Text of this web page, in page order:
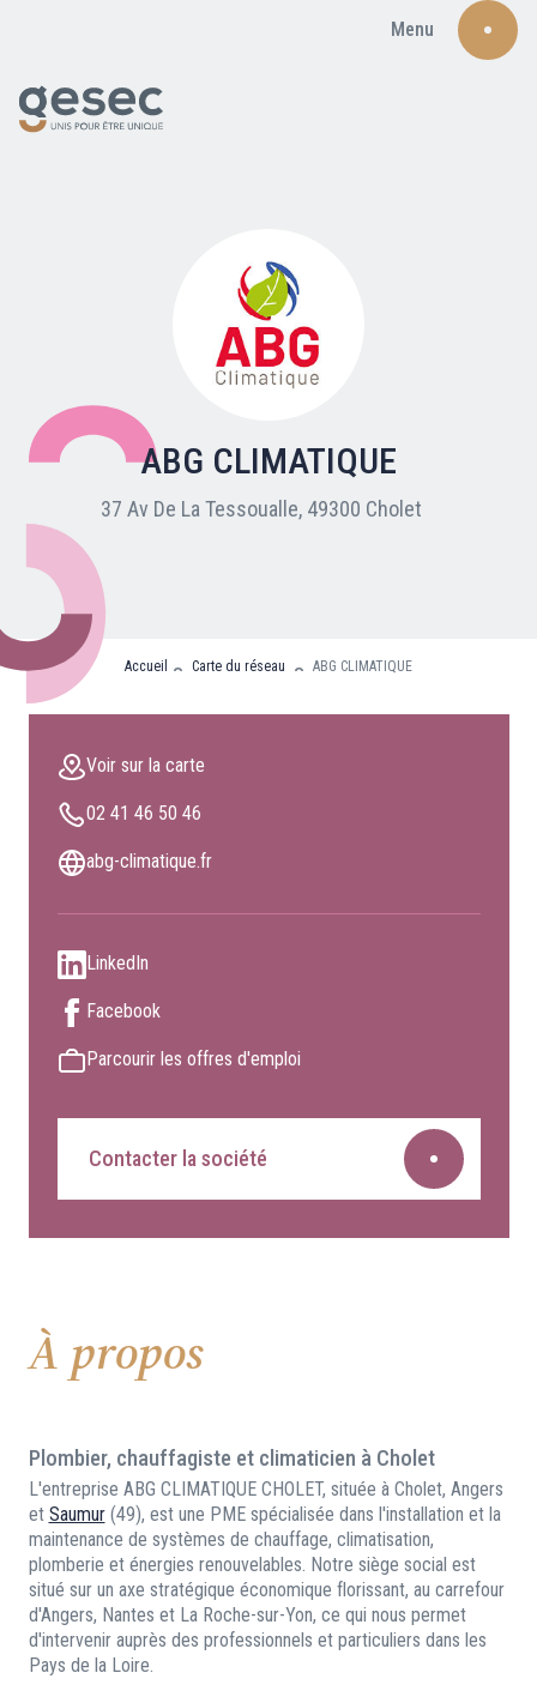
Menu
Qui sommes-nous ?
Nos adhérents
Carte du réseau
Nos partenaires
Clients professionnels
Recherche
ABG CLIMATIQUE
37 Av De La Tessoualle, 49300 Cholet
Accueil Carte du réseau ABG CLIMATIQUE
Voir sur la carte
02 41 46 50 46
abg-climatique.fr
LinkedIn
Facebook
Parcourir les offres d'emploi
Contacter la société
À propos
Plombier, chauffagiste et climaticien à Cholet
L'entreprise ABG CLIMATIQUE CHOLET, située à Cholet, Angers
et Saumur(49), est une PME spécialisée dans l'installation et la
maintenance de systèmes de chauffage, climatisation,
plomberie et énergies renouvelables. Notre siège social est
situé sur un axe stratégique économique florissant, au carrefour
d'Angers, Nantes et La Roche-sur-Yon, ce qui nous permet
d'intervenir auprès des professionnels et particuliers dans les
Pays de la Loire.